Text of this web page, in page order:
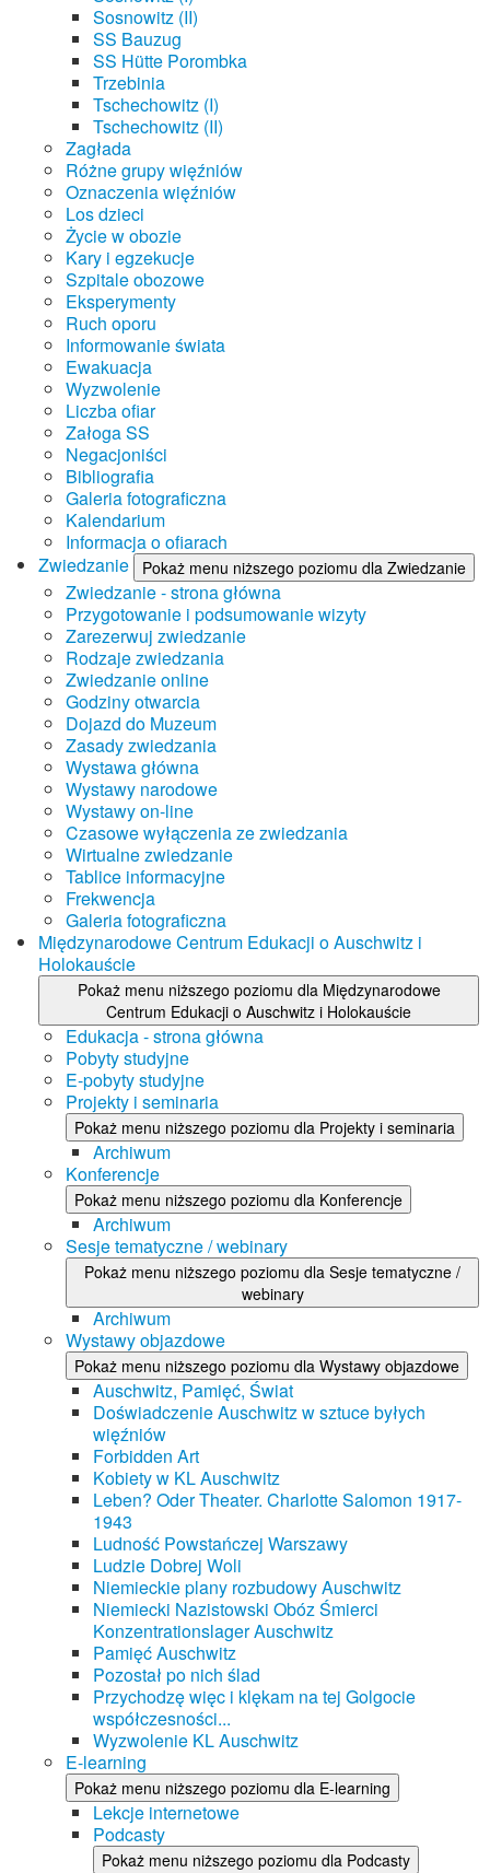
Sosnowitz (II)
SS Bauzug
SS Hütte Porombka
Trzebinia
Tschechowitz (I)
Tschechowitz (II)
Zagłada
Różne grupy więźniów
Oznaczenia więźniów
Los dzieci
Życie w obozie
Kary i egzekucje
Szpitale obozowe
Eksperymenty
Ruch oporu
Informowanie świata
Ewakuacja
Wyzwolenie
Liczba ofiar
Załoga SS
Negacjoniści
Bibliografia
Galeria fotograficzna
Kalendarium
Informacja o ofiarach
Zwiedzanie
Pokaż menu niższego poziomu dla Zwiedzanie
Zwiedzanie - strona główna
Przygotowanie i podsumowanie wizyty
Zarezerwuj zwiedzanie
Rodzaje zwiedzania
Zwiedzanie online
Godziny otwarcia
Dojazd do Muzeum
Zasady zwiedzania
Wystawa główna
Wystawy narodowe
Wystawy on-line
Czasowe wyłączenia ze zwiedzania
Wirtualne zwiedzanie
Tablice informacyjne
Frekwencja
Galeria fotograficzna
Międzynarodowe Centrum Edukacji o Auschwitz i
Holokauście
Pokaż menu niższego poziomu dla Międzynarodowe
Centrum Edukacji o Auschwitz i Holokauście
Edukacja - strona główna
Pobyty studyjne
E-pobyty studyjne
Projekty i seminaria
Pokaż menu niższego poziomu dla Projekty i seminaria
Archiwum
Konferencje
Pokaż menu niższego poziomu dla Konferencje
Archiwum
Sesje tematyczne / webinary
Pokaż menu niższego poziomu dla Sesje tematyczne /
webinary
Archiwum
Wystawy objazdowe
Pokaż menu niższego poziomu dla Wystawy objazdowe
Auschwitz, Pamięć, Świat
Doświadczenie Auschwitz w sztuce byłych
więźniów
Forbidden Art
Kobiety w KL Auschwitz
Leben? Oder Theater. Charlotte Salomon 1917-
1943
Ludność Powstańczej Warszawy
Ludzie Dobrej Woli
Niemieckie plany rozbudowy Auschwitz
Niemiecki Nazistowski Obóz Śmierci
Konzentrationslager Auschwitz
Pamięć Auschwitz
Pozostał po nich ślad
Przychodzę więc i klękam na tej Golgocie
współczesności...
Wyzwolenie KL Auschwitz
E-learning
Pokaż menu niższego poziomu dla E-learning
Lekcje internetowe
Podcasty
Pokaż menu niższego poziomu dla Podcasty